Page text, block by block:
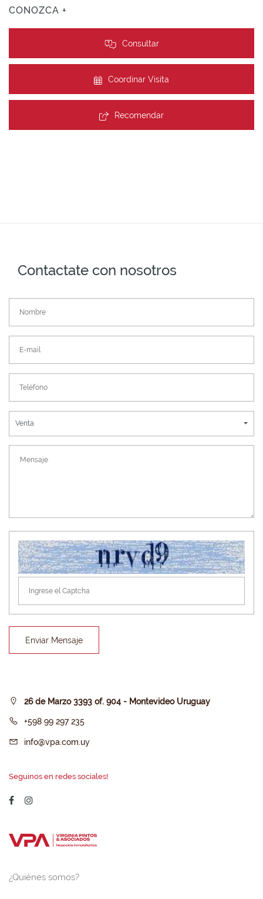
CONOZCA +
Consultar
Coordinar Visita
Recomendar
Contactate con nosotros
Venta
Enviar Mensaje
26 de Marzo 3393 of. 904 - Montevideo Uruguay
+598 99 297 235
info@vpa.com.uy
Seguinos en redes sociales!
¿Quiénes somos?